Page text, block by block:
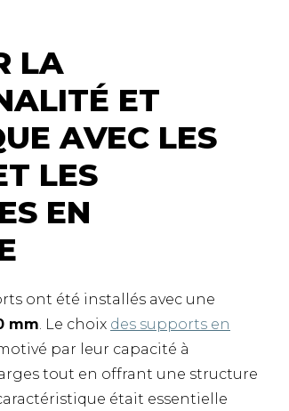
LA
ET
AVEC LES
LES
EN
ont été installés avec une
mm. Le choix des supports en
par leur capacité à
tout en offrant une structure
était essentielle